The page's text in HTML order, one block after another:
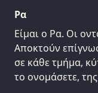
Ρα
Είμαι ο Ρα. Οι
Αποκτούν
σε κάθε τμήμα,
το ονομάσετε,